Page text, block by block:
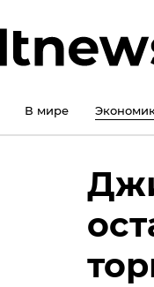
В мире